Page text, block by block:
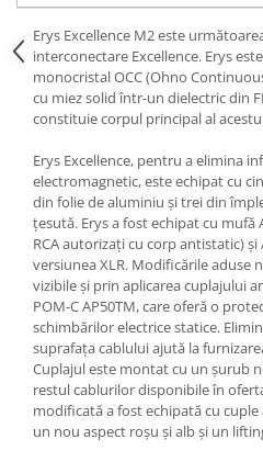
Erys Excellence M2 este
interconectare Excellence. Erys
monocristal OCC (Ohno
cu miez solid într-un dielectric din
constituie corpul principal al
Erys Excellence, pentru a elimina
electromagnetic, este echipat cu
din folie de aluminiu și trei din
țesută. Erys a fost echipat cu mufă
RCA autorizați cu corp antistatic) și
versiunea XLR. Modificările aduse
vizibile și prin aplicarea cuplajului
POM-C AP50TM, care oferă o
schimbărilor electrice statice.
suprafața cablului ajută la
Cuplajul este montat cu un șurub
restul cablurilor disponibile în
modificată a fost echipată cu
un nou aspect roșu și alb și un